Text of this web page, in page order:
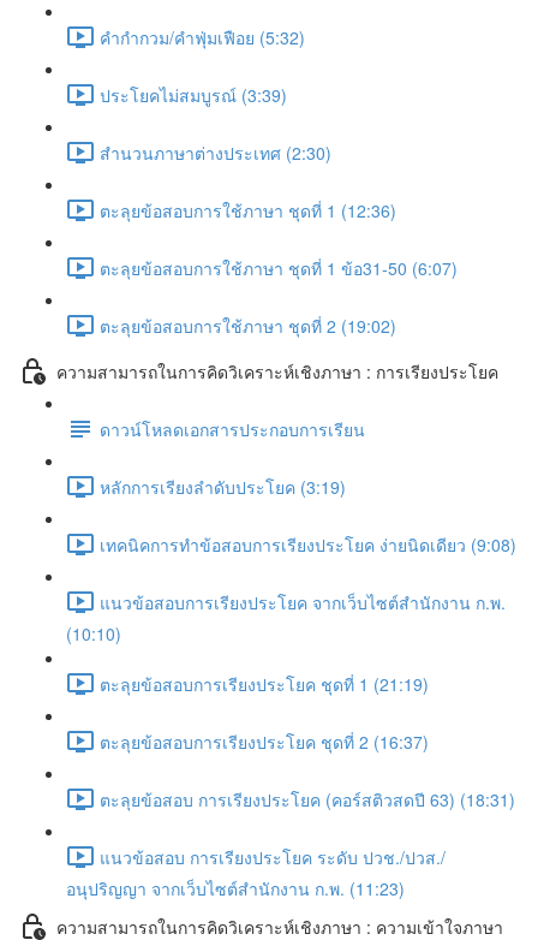
คำกำกวม/คำฟุ่มเฟือย (5:32)
ประโยคไม่สมบูรณ์ (3:39)
สำนวนภาษาต่างประเทศ (2:30)
ตะลุยข้อสอบการใช้ภาษา ชุดที่ 1 (12:36)
ตะลุยข้อสอบการใช้ภาษา ชุดที่ 1 ข้อ31-50 (6:07)
ตะลุยข้อสอบการใช้ภาษา ชุดที่ 2 (19:02)
ความสามารถในการคิดวิเคราะห์เชิงภาษา : การเรียงประโยค
ดาวน์โหลดเอกสารประกอบการเรียน
หลักการเรียงลำดับประโยค (3:19)
เทคนิคการทำข้อสอบการเรียงประโยค ง่ายนิดเดียว (9:08)
แนวข้อสอบการเรียงประโยค จากเว็บไซต์สำนักงาน ก.พ.
(10:10)
ตะลุยข้อสอบการเรียงประโยค ชุดที่ 1 (21:19)
ตะลุยข้อสอบการเรียงประโยค ชุดที่ 2 (16:37)
ตะลุยข้อสอบ การเรียงประโยค (คอร์สติวสดปี 63) (18:31)
แนวข้อสอบ การเรียงประโยค ระดับ ปวช./ปวส./
อนุปริญญา จากเว็บไซต์สำนักงาน ก.พ. (11:23)
ความสามารถในการคิดวิเคราะห์เชิงภาษา : ความเข้าใจภาษา